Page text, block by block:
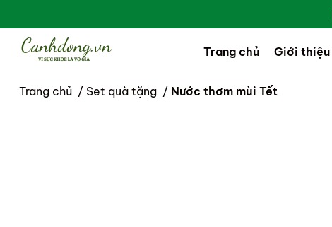
Trang chủ Giới thiệu
Trang chủ / Set quà tặng / Nước thơm mùi Tết